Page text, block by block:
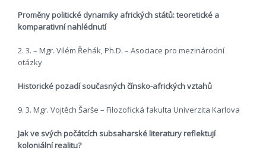
Proměny politické dynamiky afrických států: teoretické a
komparativní nahlédnutí
2. 3. – Mgr. Vilém Řehák, Ph.D. – Asociace pro mezinárodní
otázky
Historické pozadí současných čínsko-afrických vztahů
9. 3. Mgr. Vojtěch Šarše – Filozofická fakulta Univerzita Karlova
Jak ve svých počátcích subsaharské literatury reflektují
koloniální realitu?